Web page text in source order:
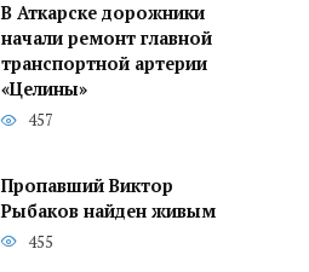
В Аткарске дорожники
начали ремонт главной
транспортной артерии
«Целины»
457
Пропавший Виктор
Рыбаков найден живым
455